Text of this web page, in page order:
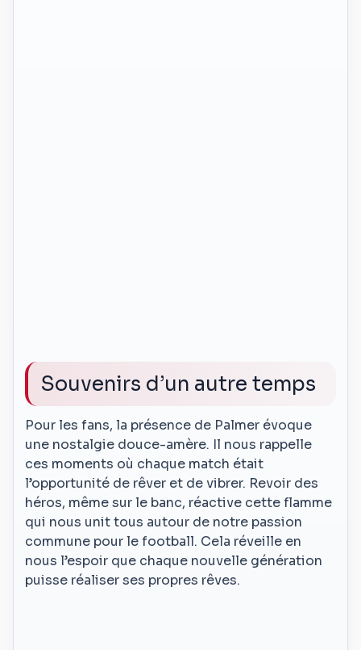
Souvenirs d’un autre temps
Pour les fans, la présence de Palmer évoque
une nostalgie douce-amère. Il nous rappelle
ces moments où chaque match était
l’opportunité de rêver et de vibrer. Revoir des
héros, même sur le banc, réactive cette flamme
qui nous unit tous autour de notre passion
commune pour le football. Cela réveille en
nous l’espoir que chaque nouvelle génération
puisse réaliser ses propres rêves.